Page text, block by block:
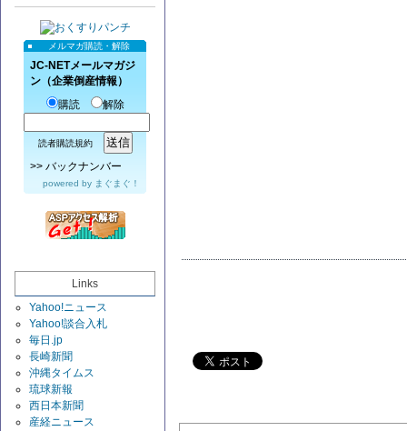
メルマガ購読・解除
JC-NETメールマガジ
ン（企業倒産情報）
購読
解除
読者購読規約
>> バックナンバー
powered by まぐまぐ！
Links
Yahoo!ニュース
Yahoo!談合入札
毎日.jp
長崎新聞
沖縄タイムス
琉球新報
西日本新聞
産経ニュース